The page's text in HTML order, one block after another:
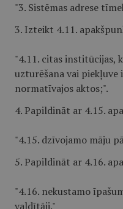
"3. Sistēmas adrese
3. Izteikt 4.11.
"4.11. citas institūcijas,
uzturēšana vai
normatīvajos aktos;".
4. Papildināt ar 4.15.
"4.15. dzīvojamo māju
5. Papildināt ar 4.16.
"4.16. nekustamo
valdītāji."